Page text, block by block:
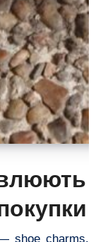
shoe charms.